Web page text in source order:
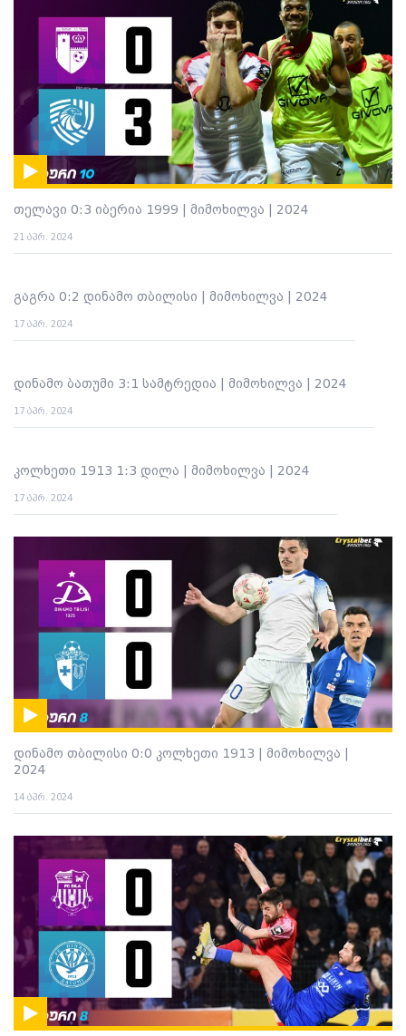
თელავი 0:3 იბერია 1999 | მიმოხილვა | 2024
21 აპრ. 2024
გაგრა 0:2 დინამო თბილისი | მიმოხილვა | 2024
17 აპრ. 2024
დინამო ბათუმი 3:1 სამტრედია | მიმოხილვა | 2024
17 აპრ. 2024
კოლხეთი 1913 1:3 დილა | მიმოხილვა | 2024
17 აპრ. 2024
დინამო თბილისი 0:0 კოლხეთი 1913 | მიმოხილვა |
2024
14 აპრ. 2024